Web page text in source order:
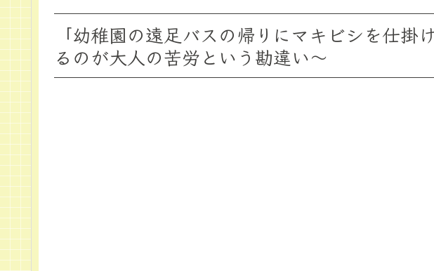
「幼稚園の遠足バスの帰りにマキビシを仕掛
るのが大人の苦労という勘違い～